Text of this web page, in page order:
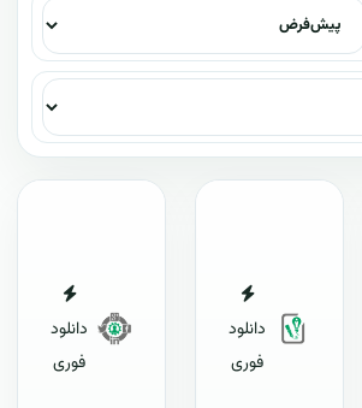
دانلود
فوری
دانلود
فوری